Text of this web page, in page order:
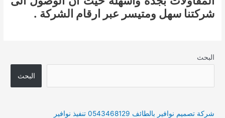
شركتنا سهل ومتيسر عبر ارقام الشركة .
البحث
البحث
شركة تصميم نوافير بالطائف 0543468129 تنفيذ نوافير